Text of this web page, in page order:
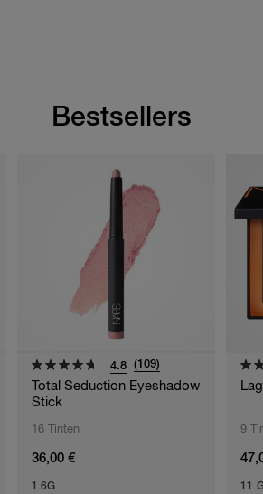
Bestsellers
4.8 (109)
Total Seduction Eyeshadow
Stick
16 Tinten
36,00 €
1.6G
9
11